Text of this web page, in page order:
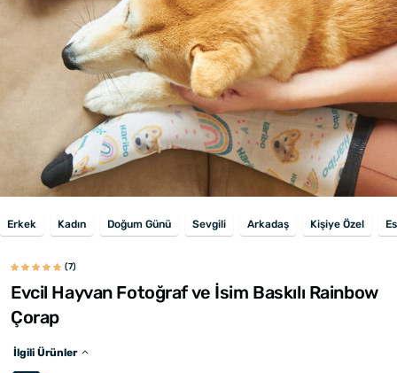
Erkek Kadın Doğum Günü Sevgili Arkadaş Kişiye Özel
(7)
Evcil Hayvan Fotoğraf ve İsim Baskılı Rainbow
Çorap
İlgili Ürünler